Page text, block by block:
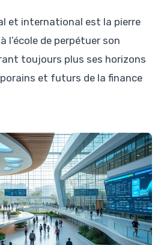
et international est la pierre
l’école de perpétuer son
toujours plus ses horizons
et futurs de la finance